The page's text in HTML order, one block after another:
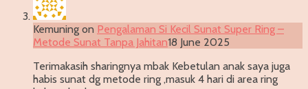
Kemuning on Pengalaman Si Kecil Sunat Super Ring –
Metode Sunat Tanpa Jahitan18 June 2025
Terimakasih sharingnya mbak Kebetulan anak saya juga
habis sunat dg metode ring ,masuk 4 hari di area ring